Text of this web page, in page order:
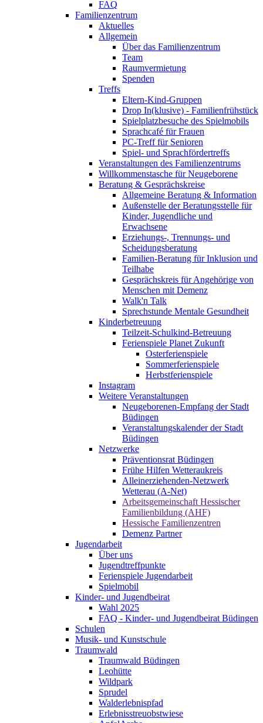
FAQ
Familienzentrum
Aktuelles
Allgemein
Über das Familienzentrum
Team
Raumvermietung
Spenden
Treffs
Eltern-Kind-Gruppen
Drop In(klusive) - Familienfrühstück
Spielplatzbesuche des Spielmobils
Sprachcafé für Frauen
PC-Treff für Senioren
Spiel- und Sprachfördertreffs
Veranstaltungen des Familienzentrums
Willkommenstasche für Neugeborene
Beratung & Gesprächskreise
Allgemeine Beratung & Information
Außenstelle der Beratungsstelle für
Kinder, Jugendliche und
Erwachsene
Erziehungs-, Trennungs- und
Scheidungsberatung
Familien-Beratung für Inklusion und
Teilhabe
Gesprächskreis für Angehörige von
Menschen mit Demenz
Walk'n Talk
Sprechstunde Mentale Gesundheit
Kinderbetreuung
Teilzeit-Schulkind-Betreuung
Ferienspiele Planet Zukunft
Osterferienspiele
Sommerferienspiele
Herbstferienspiele
Instagram
Weitere Veranstaltungen
Neugeborenen-Empfang der Stadt
Büdingen
Veranstaltungskalender der Stadt
Büdingen
Netzwerke
Präventionsrat Büdingen
Frühe Hilfen Wetteraukreis
Alleinerziehenden-Netzwerk
Wetterau (A-Net)
Arbeitsgemeinschaft Hessischer
Familienbildung (AHF)
Hessische Familienzentren
Demenz Partner
Jugendarbeit
Über uns
Jugendtreffpunkte
Ferienspiele Jugendarbeit
Spielmobil
Kinder- und Jugendbeirat
Wahl 2025
FAQ - Kinder- und Jugendbeirat Büdingen
Schulen
Musik- und Kunstschule
Traumwald
Traumwald Büdingen
Leohütte
Wildpark
Sprudel
Walderlebnispfad
Erlebnisstreuobstwiese